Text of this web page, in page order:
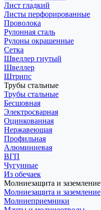
Лист гладкий
Листы перфорированные
Проволока
Рулонная сталь
Рулоны окрашенные
Сетка
Швеллер гнутый
Швеллер
Штрипс
Трубы стальные
Трубы стальные
Бесшовная
Электросварная
Оцинкованная
Нержавеющая
Профильная
Алюминиевая
ВГП
Чугунные
Из обечаек
Молниезащита и заземление
Молниезащита и заземление
Молниеприемники